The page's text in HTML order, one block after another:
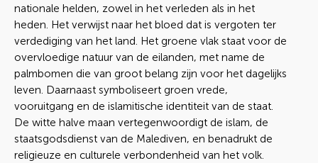
nationale helden, zowel in het verleden als in het
heden. Het verwijst naar het bloed dat is vergoten ter
verdediging van het land. Het groene vlak staat voor de
overvloedige natuur van de eilanden, met name de
palmbomen die van groot belang zijn voor het dagelijks
leven. Daarnaast symboliseert groen vrede,
vooruitgang en de islamitische identiteit van de staat.
De witte halve maan vertegenwoordigt de islam, de
staatsgodsdienst van de Malediven, en benadrukt de
religieuze en culturele verbondenheid van het volk.